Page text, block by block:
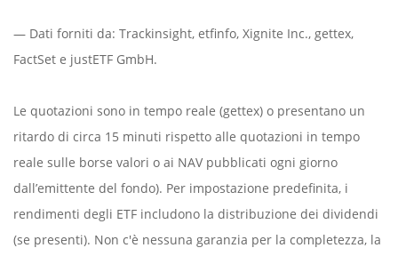
— Dati forniti da: Trackinsight, etfinfo, Xignite Inc., gettex,
FactSet e justETF GmbH.
Le quotazioni sono in tempo reale (gettex) o presentano un
ritardo di circa 15 minuti rispetto alle quotazioni in tempo
reale sulle borse valori o ai NAV pubblicati ogni giorno
dall’emittente del fondo). Per impostazione predefinita, i
rendimenti degli ETF includono la distribuzione dei dividendi
(se presenti). Non c'è nessuna garanzia per la completezza, la